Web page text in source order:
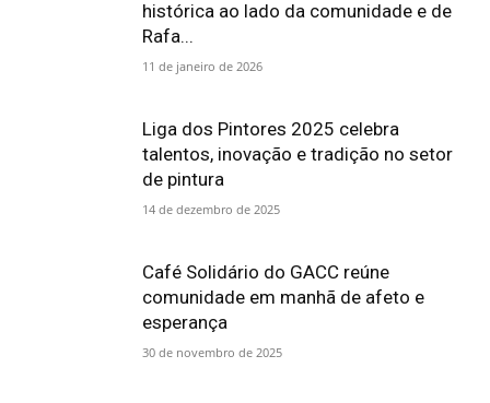
histórica ao lado da comunidade e de
Rafa...
11 de janeiro de 2026
Liga dos Pintores 2025 celebra
talentos, inovação e tradição no setor
de pintura
14 de dezembro de 2025
Café Solidário do GACC reúne
comunidade em manhã de afeto e
esperança
30 de novembro de 2025